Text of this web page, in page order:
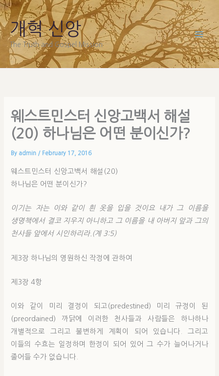
Skip
to
content
개혁 신앙
The Truth and Gospel Mission
웨스트민스터 신앙고백서 해설
(20) 하나님은 어떤 분이신가?
By admin / February 17, 2016
웨스트민스터 신앙고백서 해설(20)
하나님은 어떤 분이신가?
이기는 자는 이와 같이 흰 옷을 입을 것이요 내가 그 이름을
생명책에서 결코 지우지 아니하고 그 이름을 내 아버지 앞과 그의
천사들 앞에서 시인하리라.(계 3:5)
제3장 하나님의 영원하신 작정에 관하여
제3장 4항
이와 같이 미리 결정이 되고(predestined) 미리 규정이 된
(preordained) 까닭에 이러한 천사들과 사람들은 하나하나
개별적으로 그리고 불변하게 계획이 되어 있습니다. 그리고
이들의 수효는 일정하며 한정이 되어 있어 그 수가 늘어나거나
줄어들 수가 없습니다.